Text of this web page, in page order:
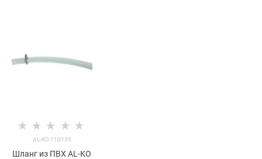
AL-KO 110135
Шланг из ПВХ AL-KO